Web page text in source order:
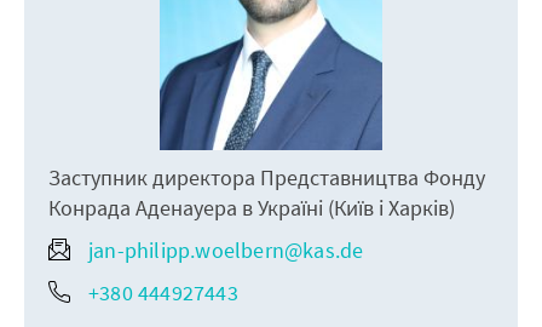
Заступник директора Представництва Фонду
Конрада Аденауера в Україні (Київ і Харків)
jan-philipp.woelbern@kas.de
+380 444927443